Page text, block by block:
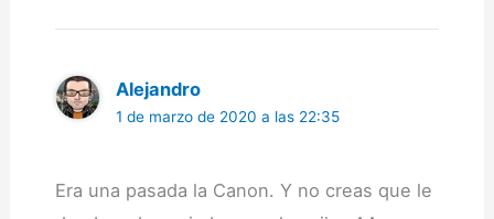
Alejandro
1 de marzo de 2020 a las 22:35
Era una pasada la Canon. Y no creas que le